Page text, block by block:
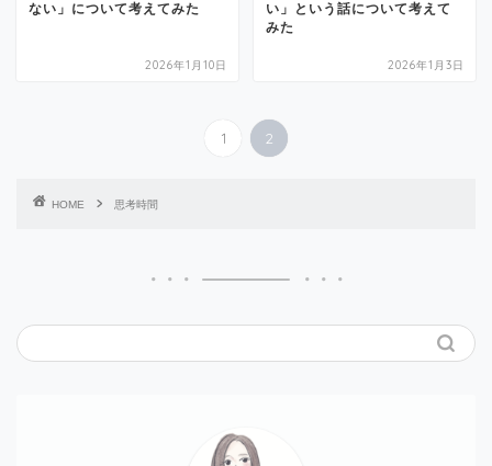
ない」について考えてみた
2026年1月10日
い」という話について考えて
みた
2026年1月3日
1 2
HOME 思考時間